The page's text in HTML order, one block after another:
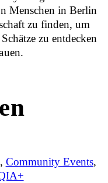
Menschen in Berlin
zu finden, um
zu entdecken
, Community Events,